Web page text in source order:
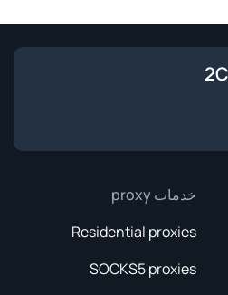
خدمات proxy
Residential proxies
SOCKS5 proxies